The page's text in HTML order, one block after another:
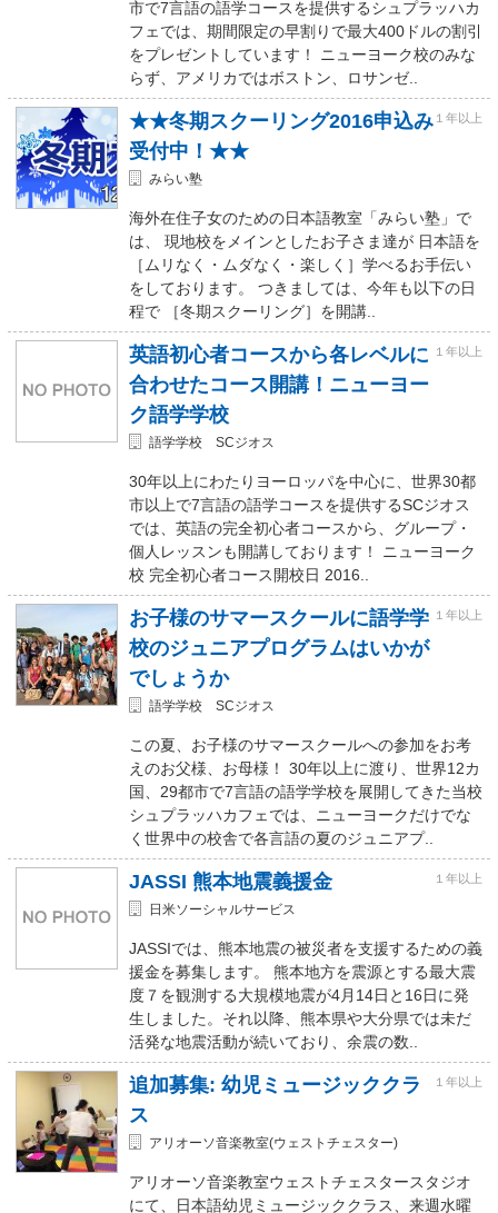
市で7言語の語学コースを提供するシュプラッハカ
フェでは、期間限定の早割りで最大400ドルの割引
をプレゼントしています！ ニューヨーク校のみな
らず、アメリカではボストン、ロサンゼ..
★★冬期スクーリング2016申込み
受付中！★★
１年以上
みらい塾
海外在住子女のための日本語教室「みらい塾」で
は、 現地校をメインとしたお子さま達が 日本語を
［ムリなく・ムダなく・楽しく］学べるお手伝い
をしております。 つきましては、今年も以下の日
程で ［冬期スクーリング］を開講..
英語初心者コースから各レベルに
合わせたコース開講！ニューヨー
ク語学学校
１年以上
語学学校 SCジオス
30年以上にわたりヨーロッパを中心に、世界30都
市以上で7言語の語学コースを提供するSCジオス
では、英語の完全初心者コースから、グループ・
個人レッスンも開講しております！ ニューヨーク
校 完全初心者コース開校日 2016..
お子様のサマースクールに語学学
校のジュニアプログラムはいかが
でしょうか
１年以上
語学学校 SCジオス
この夏、お子様のサマースクールへの参加をお考
えのお父様、お母様！ 30年以上に渡り、世界12カ
国、29都市で7言語の語学学校を展開してきた当校
シュプラッハカフェでは、ニューヨークだけでな
く世界中の校舎で各言語の夏のジュニアプ..
JASSI 熊本地震義援金 １年以上
日米ソーシャルサービス
JASSIでは、熊本地震の被災者を支援するための義
援金を募集します。 熊本地方を震源とする最大震
度７を観測する大規模地震が4月14日と16日に発
生しました。それ以降、熊本県や大分県では未だ
活発な地震活動が続いており、余震の数..
追加募集: 幼児ミュージッククラ
ス
１年以上
アリオーソ音楽教室(ウェストチェスター)
アリオーソ音楽教室ウェストチェスタースタジオ
にて、日本語幼児ミュージッククラス、来週水曜